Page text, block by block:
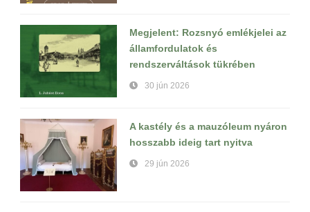
Megjelent: Rozsnyó emlékjelei az
államfordulatok és
rendszerváltások tükrében
30 jún 2026
A kastély és a mauzóleum nyáron
hosszabb ideig tart nyitva
29 jún 2026